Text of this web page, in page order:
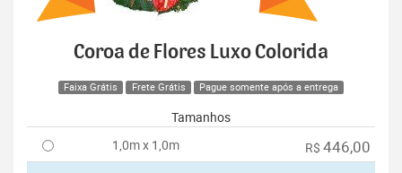
Coroa de Flores Luxo Colorida
Faixa Grátis Frete Grátis Pague somente após a entrega
Tamanhos
1,0m x 1,0m
R$ 446,00